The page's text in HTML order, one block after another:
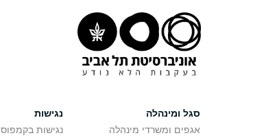
סגל ומינהלה
אגפים ומשרדי מינהלה
נגישות
נגישות בקמפוס